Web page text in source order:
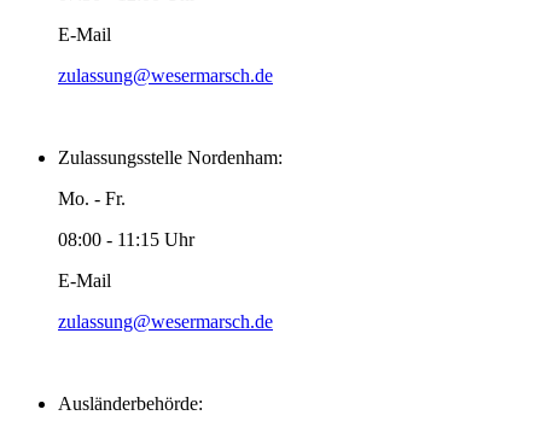
E-Mail
zulassung@wesermarsch.de
Zulassungsstelle Nordenham:
Mo. - Fr.
08:00 - 11:15 Uhr
E-Mail
zulassung@wesermarsch.de
Ausländerbehörde: